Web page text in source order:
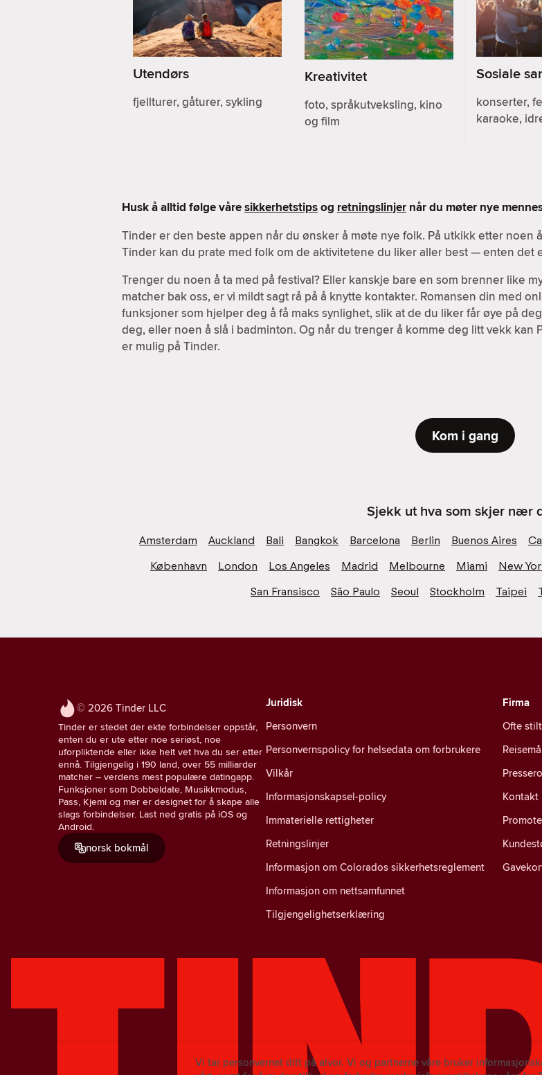
Utendørs
fjellturer, gåturer, sykling
Kreativitet
foto, språkutveksling, kino
og film
Sosiale
konserter,
karaoke,
Husk å alltid følge våresikkerhetstipsog retningslinjer når du møter nye
Tinder er den beste appen når du ønsker å møte nye folk. På utkikk etter noen
Tinder kan du prate med folk om de aktivitetene du liker aller best — enten det
Trenger du noen å ta med på festival? Eller kanskje bare en som brenner like
matcher bak oss, er vi mildt sagt rå på å knytte kontakter. Romansen din med
funksjoner som hjelper deg å få maks synlighet, slik at de du liker får øye på
deg, eller noen å slå i badminton. Og når du trenger å komme deg litt vekk kan
er mulig på Tinder.
Kom i gang
Sjekk ut hva som skjer nær
Amsterdam Auckland Bali Bangkok Barcelona Berlin Buenos Aires
København
London Los Angeles Madrid Melbourne Miami New
San Fransisco
São Paulo Seoul Stockholm Taipei
© 2026 Tinder LLC
Tinder er stedet der ekte forbindelser oppstår,
enten du er ute etter noe seriøst, noe
uforpliktende eller ikke helt vet hva du ser etter
ennå. Tilgjengelig i 190 land, over 55 milliarder
matcher – verdens mest populære datingapp.
Funksjoner som Dobbeldate, Musikkmodus,
Pass, Kjemi og mer er designet for å skape alle
slags forbindelser. Last ned gratis på iOS og
Android.
norsk bokmål
Juridisk
Personvern
Personvernspolicy for helsedata om forbrukere
Vilkår
Informasjonskapsel-policy
Immaterielle rettigheter
Retningslinjer
Informasjon om Colorados sikkerhetsreglement
Informasjon om nettsamfunnet
Tilgjengelighetserklæring
Firma
Ofte
Kontakt
Vi tar personvernet ditt på alvor. Vi og partnerne våre bruker